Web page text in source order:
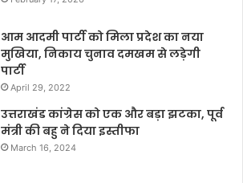
आम आदमी पार्टी को मिला प्रदेश का नया
मुखिया, निकाय चुनाव दमखम से लड़ेगी
पार्टी
April 29, 2022
उत्तराखंड कांग्रेस को एक और बड़ा झटका, पूर्व
मंत्री की बहु ने दिया इस्तीफा
March 16, 2024